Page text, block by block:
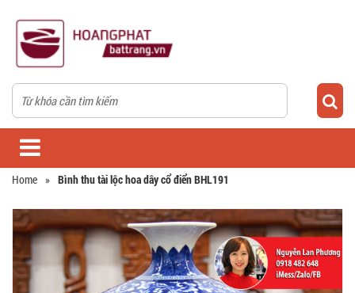
Home » Bình thu tài lộc hoa dây cổ điển BHL191